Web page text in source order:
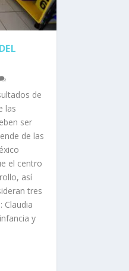
de
las
ser
de las
el centro
así
tres
Claudia
y